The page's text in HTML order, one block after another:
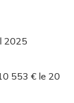
2025
553 € le 20